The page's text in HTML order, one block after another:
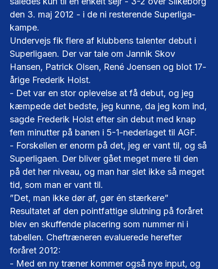
den 3. maj 2012 - i de ni resterende Superliga-
kampe.
Undervejs fik flere af klubbens talenter debut i
Superligaen. Der var tale om Jannik Skov
Hansen, Patrick Olsen, René Joensen og blot 17-
årige Frederik Holst.
- Det var en stor oplevelse at få debut, og jeg
kæmpede det bedste, jeg kunne, da jeg kom ind,
sagde Frederik Holst efter sin debut med knap
fem minutter på banen i 5-1-nederlaget til AGF.
- Forskellen er enorm på det, jeg er vant til, og så
Superligaen. Der bliver gået meget mere til den
på det her niveau, og man har slet ikke så meget
tid, som man er vant til.
”Det, man ikke dør af, gør én stærkere”
Resultatet af den pointfattige slutning på foråret
blev en skuffende placering som nummer ni i
tabellen. Cheftræneren evaluerede herefter
foråret 2012:
- Med en ny træner kommer også nye input, og